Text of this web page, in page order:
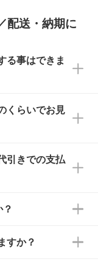
配送・納期に
る事はできま
『ゲストの
、ご依頼く
くらいでお見
ります。混
くこともご
降のご連絡
引きでの支払
ますが、自
すか？